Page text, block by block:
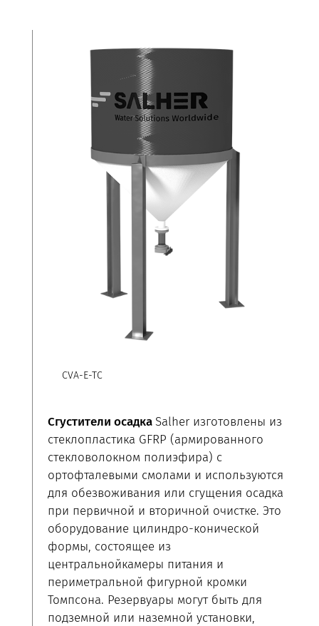
CVA-E-TC
Сгустители осадкаSalher изготовлены из
стеклопластика GFRP (армированного
стекловолокном полиэфира) с
ортофталевыми смолами и используются
для обезвоживания или сгущения осадка
при первичной и вторичной очистке. Это
оборудование цилиндро-конической
формы, состоящее из
центральнойкамеры питания и
периметральной фигурной кромки
Томпсона. Резервуары могут быть для
подземной или наземной установки,